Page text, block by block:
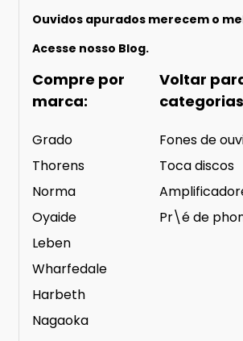
Ouvidos apurados merecem o
Acesse nosso Blog.
Compre por
marca:
Grado
Thorens
Norma
Oyaide
Leben
Wharfedale
Harbeth
Nagaoka
Voltar
Fones de
Toca discos
Pr\é de